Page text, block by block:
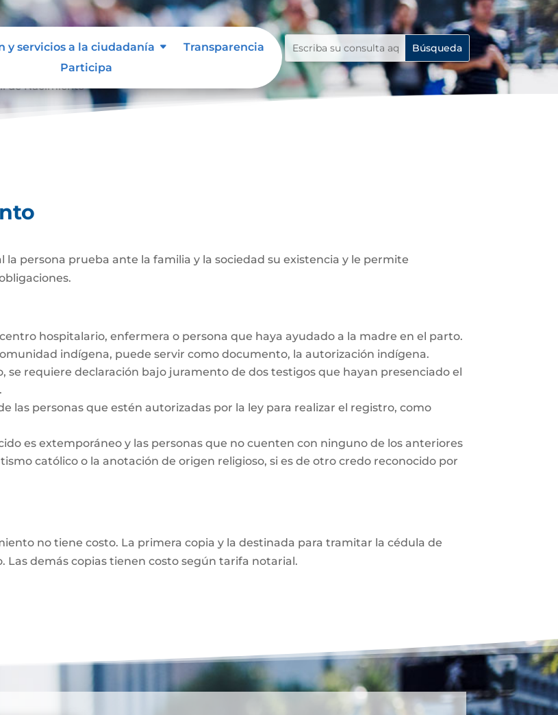
y servicios a la ciudadanía
Transparencia
Participa
persona prueba ante la familia y la sociedad su existencia y le permite
hospitalario, enfermera o persona que haya ayudado a la madre en el parto.
indígena, puede servir como documento, la autorización indígena.
se requiere declaración bajo juramento de dos testigos que hayan presenciado el
las personas que estén autorizadas por la ley para realizar el registro, como
es extemporáneo y las personas que no cuenten con ninguno de los anteriores
católico o la anotación de origen religioso, si es de otro credo reconocido por
no tiene costo. La primera copia y la destinada para tramitar la cédula de
demás copias tienen costo según tarifa notarial.